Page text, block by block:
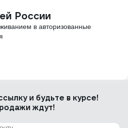
России
в авторизованные
и будьте в курсе!
ждут!